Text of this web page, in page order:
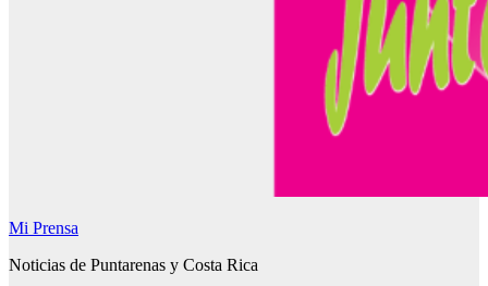
Mi Prensa
Noticias de Puntarenas y Costa Rica